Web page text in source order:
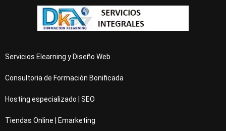
Servicios Elearning y Diseño Web
Consultoria de Formación Bonificada
Hosting especializado | SEO
Tiendas Online | Emarketing